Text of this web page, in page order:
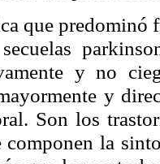
que predominó
y no
y
Son los
componen la